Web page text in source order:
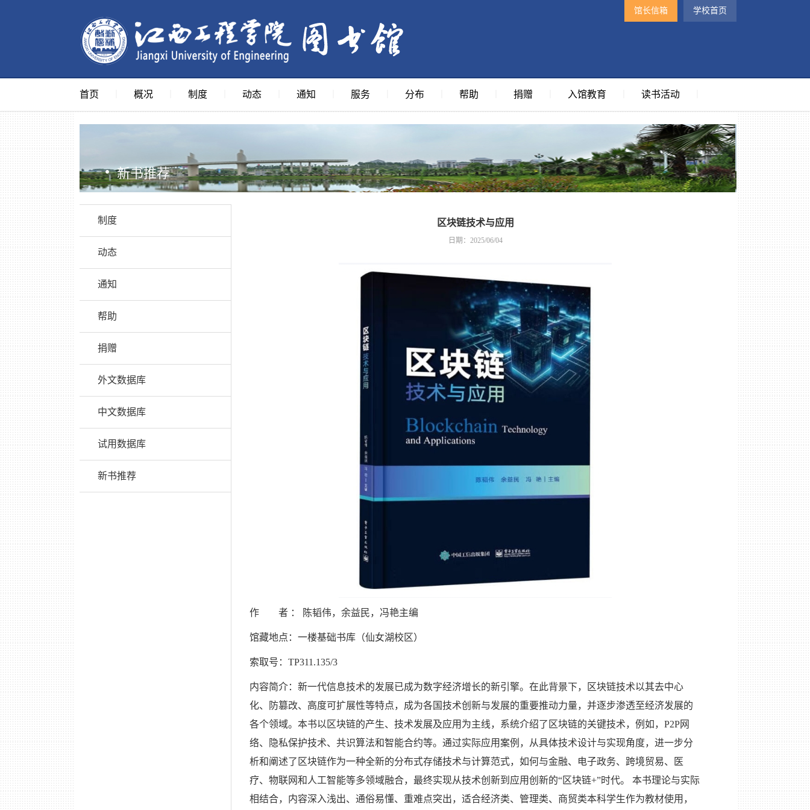
学校首页
馆长信箱
首页 概况 制度 动态 通知 服务 分布 帮助 捐赠 入馆教育 读书活动
· 新书推荐
制度
动态
通知
帮助
捐赠
外文数据库
中文数据库
试用数据库
新书推荐
区块链技术与应用
日期：2025/06/04
作 者： 陈韬伟，余益民，冯艳主编
馆藏地点： 一楼基础书库（仙女湖校区）
索取号： TP311.135/3
内容简介： 新一代信息技术的发展已成为数字经济增长的新引擎。在此背景下，区块链技术以其去中心
化、防篡改、高度可扩展性等特点，成为各国技术创新与发展的重要推动力量，并逐步渗透至经济发展的
各个领域。本书以区块链的产生、技术发展及应用为主线，系统介绍了区块链的关键技术，例如， P2P网
络、隐私保护技术、共识算法和智能合约等。通过实际应用案例，从具体技术设计与实现角度，进一步分
析和阐述了区块链作为一种全新的分布式存储技术与计算范式，如何与金融、电子政务、跨境贸易、医
疗、物联网和人工智能等多领域融合，最终实现从技术创新到应用创新的“区块链+”时代。 本书理论与实际
相结合，内容深入浅出、通俗易懂、重难点突出，适合经济类、管理类、商贸类本科学生作为教材使用，